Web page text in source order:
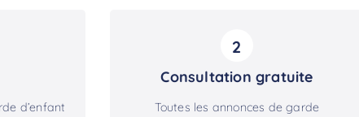
d’enfant
2
Consultation gratuite
Toutes les annonces de garde